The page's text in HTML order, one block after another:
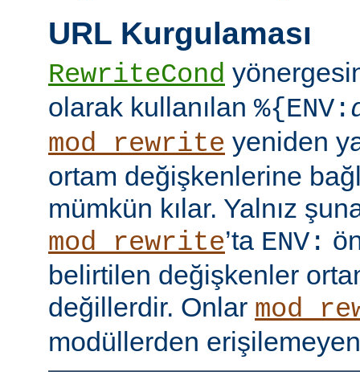
URL Kurgulaması
RewriteCond
olarak kullanılan %{ENV:
mod_rewrite yeniden
ortam değişkenlerine
mümkün kılar. Yalnız
mod_rewrite’ta ENV:
belirtilen değişkenler
değillerdir. Onlar
modüllerden